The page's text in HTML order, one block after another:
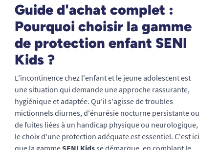
Guide d'achat complet :
Pourquoi choisir la gamme
de protection enfant SENI
Kids ?
L'incontinence chez l'enfant et le jeune adolescent est
une situation qui demande une approche rassurante,
hygiénique et adaptée. Qu'il s'agisse de troubles
mictionnels diurnes, d'énurésie nocturne persistante ou
de fuites liées à un handicap physique ou neurologique,
le choix d'une protection adéquate est essentiel. C'est ici